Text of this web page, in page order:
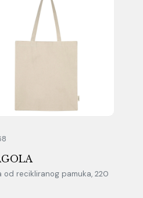
od recikliranog pamuka, 220